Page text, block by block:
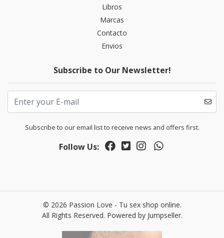
Libros
Marcas
Contacto
Envios
Subscribe to Our Newsletter!
Subscribe to our email list to receive news and offers first.
Follow Us:
© 2026 Passion Love - Tu sex shop online.
All Rights Reserved. Powered by Jumpseller.